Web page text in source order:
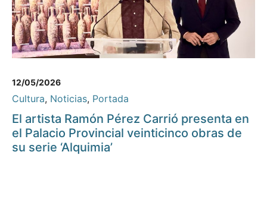
12/05/2026
Cultura, Noticias, Portada
El artista Ramón Pérez Carrió presenta en
el Palacio Provincial veinticinco obras de
su serie ‘Alquimia’